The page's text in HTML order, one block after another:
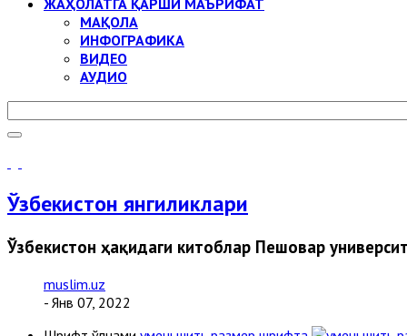
ЖАҲОЛАТГА ҚАРШИ МАЪРИФАТ
МАҚОЛА
ИНФОГРАФИКА
ВИДЕО
АУДИО
Ўзбекистон янгиликлари
Ўзбекистон ҳақидаги китоблар Пешовар
muslim.uz
- Янв 07, 2022